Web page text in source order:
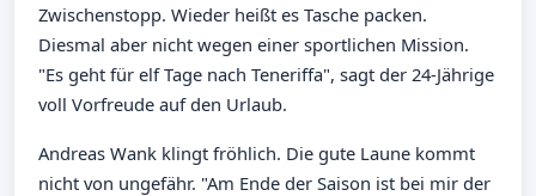
Zwischenstopp. Wieder heißt es Tasche packen.
Diesmal aber nicht wegen einer sportlichen Mission.
"Es geht für elf Tage nach Teneriffa", sagt der 24-Jährige
voll Vorfreude auf den Urlaub.
Andreas Wank klingt fröhlich. Die gute Laune kommt
nicht von ungefähr. "Am Ende der Saison ist bei mir der